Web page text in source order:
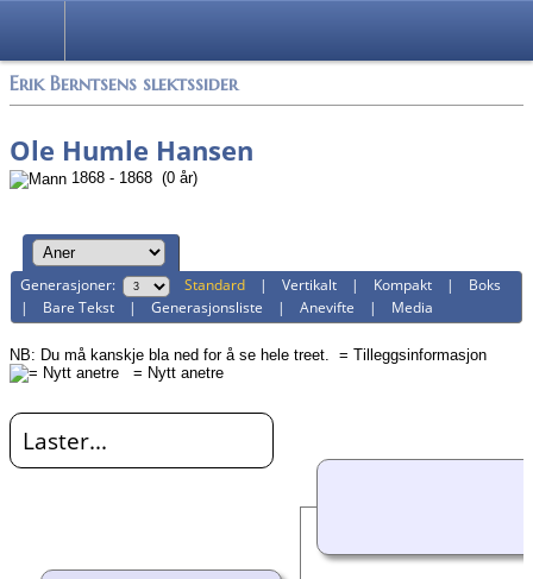
Erik Berntsens slektssider
Ole Humle Hansen
1868 - 1868 (0 år)
Generasjoner: Standard |Vertikalt | Kompakt | Boks
| Bare Tekst |Generasjonsliste |Anevifte | Media
NB: Du må kanskje bla ned for å se hele treet.
= Tilleggsinformasjon
= Nytt anetre
Laster...